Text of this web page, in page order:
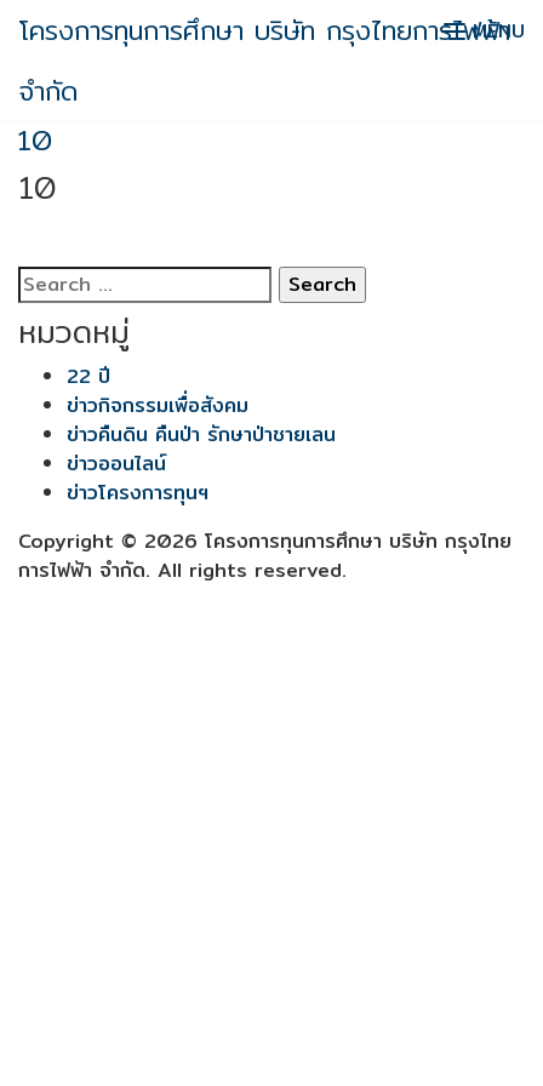
Skip
content
โครงการทุนการศึกษา บริษัท กรุงไทยการไฟฟ้า
จำกัด
MENU
10
10
Search
for:
หมวดหมู่
22 ปี
ข่าวกิจกรรมเพื่อสังคม
ข่าวคืนดิน คืนป่า รักษาป่าชายเลน
ข่าวออนไลน์
ข่าวโครงการทุนฯ
Copyright © 2026 โครงการทุนการศึกษา บริษัท กรุงไทย
การไฟฟ้า จำกัด. All rights reserved.